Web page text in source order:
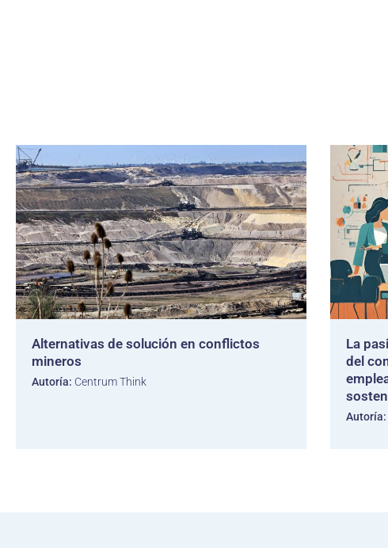
Alternativas de solución en conflictos
mineros
Autoría: Centrum Think
La
del
Autoría: